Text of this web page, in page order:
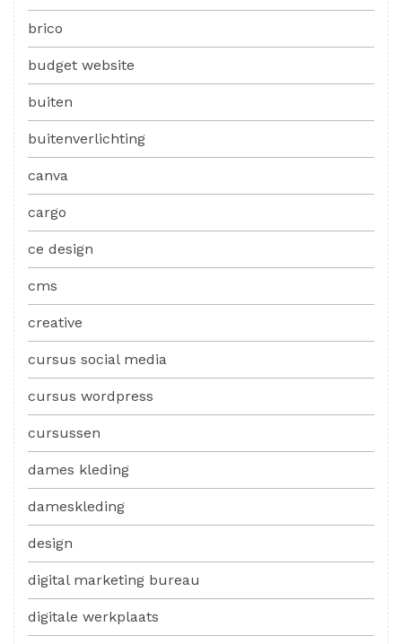
brico
budget website
buiten
buitenverlichting
canva
cargo
ce design
cms
creative
cursus social media
cursus wordpress
cursussen
dames kleding
dameskleding
design
digital marketing bureau
digitale werkplaats